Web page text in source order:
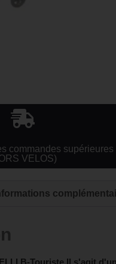
commandes supérieures
VELOS)
B-Touriste Il s'agit